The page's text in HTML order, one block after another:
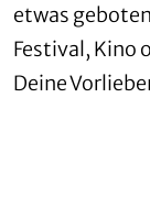
etwas
Festival, Kino
Deine